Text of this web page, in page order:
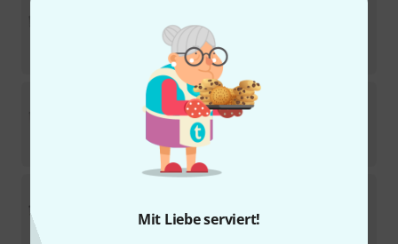
Mit Liebe serviert!
Sofort lieferbar
Keyboard Case Yamaha MODX M8
1
Sofort lieferbar
Sofort lieferbar